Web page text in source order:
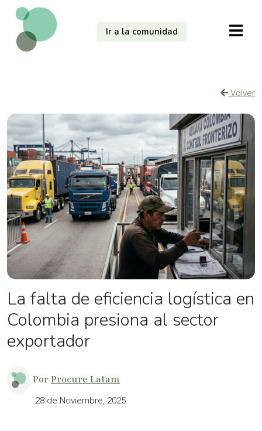
Ir a la comunidad
Volver
La falta de eficiencia logística en
Colombia presiona al sector
exportador
PorProcure Latam
28 de Noviembre, 2025